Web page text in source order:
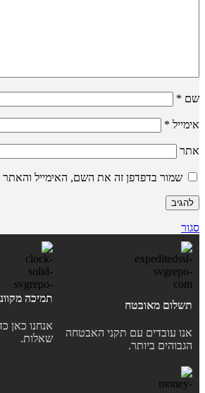
שם *
אימייל *
אתר
שמור בדפדפן זה את השם, האימייל
סגור
תשלום מאובטח
אנו עובדים עם תקני האבטחה
הגבוהים ביותר.
תמיכה מקוונת
אנחנו כאן
שאלות.